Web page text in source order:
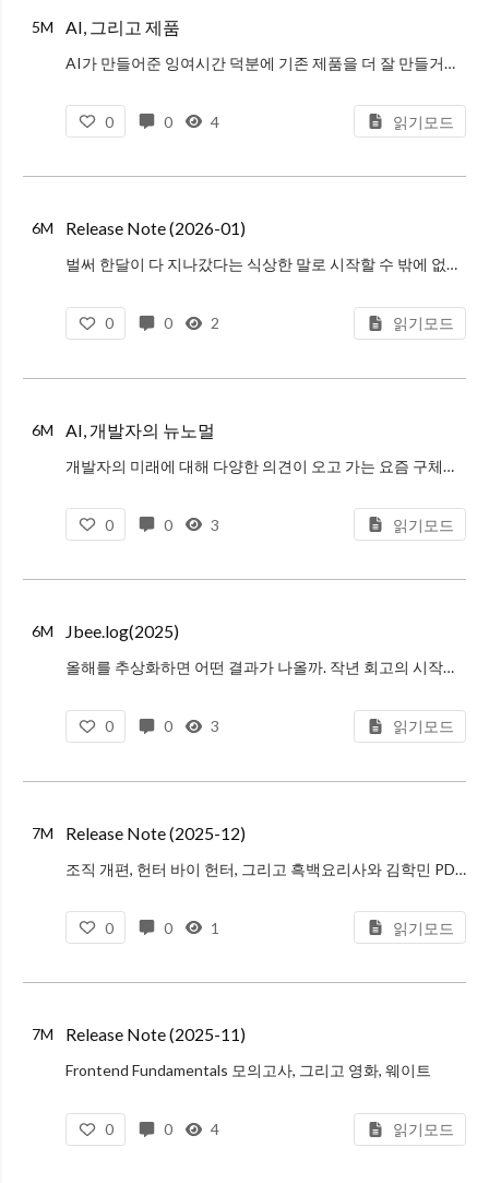
5M AI, 그리고 제품
AI가 만들어준 잉여시간 덕분에 기존 제품을 더 잘 만들거나, 뾰족한 페르소나를 공략하거나, 새로운 기술 기반 제품을 만드는 것이 가능해졌다. 프론트엔드 엔지니어는 이 시간을 활용해 사용자 경험의 상방을 뚫는 혁신의 주체가 될 수
0 0 4 읽기모드
6M Release Note (2026-01)
벌써 한달이 다 지나갔다는 식상한 말로 시작할 수 밖에 없을 정도로 시간이 빠르게 흘러갔다. 흑백요리사 시즌2와 맛있는 음식, 현재에 살기에 대한 생각을 정리했다.
0 0 2 읽기모드
6M AI, 개발자의 뉴노멀
개발자의 미래에 대해 다양한 의견이 오고 가는 요즘 구체적으로 어떻게 하면 좋을까? N과 S의 대화가 힌트가 되지 않을까. 앞으로 개발자의 역할과 AI를 어떻게 맞이해야 하는지 그 고민의 과정을 정리했다.
0 0 3 읽기모드
6M Jbee.log(2025)
올해를 추상화하면 어떤 결과가 나올까. 작년 회고의 시작이 지독했던 한해였는데 올해가 더 지독한 해였다. 회고하고 싶지 않은 한해였지만 억지로 하느라 오래 걸렸다. 르네상스를 지낸 사람은 자신이 살아간 시기를 르네상스라고 부르지
0 0 3 읽기모드
7M Release Note (2025-12)
조직 개편, 헌터 바이 헌터, 그리고 흑백요리사와 김학민 PD의 인터뷰
0 0 1 읽기모드
7M Release Note (2025-11)
Frontend Fundamentals 모의고사, 그리고 영화, 웨이트
0 0 4 읽기모드